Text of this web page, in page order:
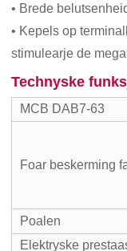
• Brede
• Kepels op
stimulearje de
Technyske
MCB DAB7-63
Foar beskerming
Poalen
Elektryske